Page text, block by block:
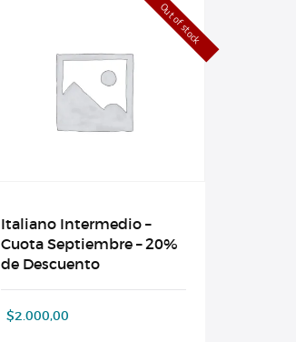
Out of stock
Italiano Intermedio –
Cuota Septiembre – 20%
de Descuento
$2.000,00